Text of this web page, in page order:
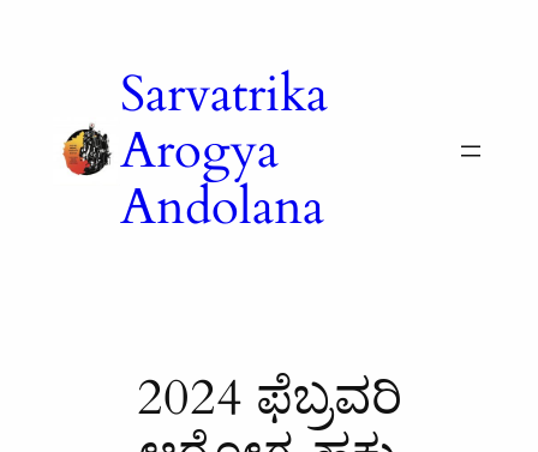
Sarvatrika
Arogya
Andolana
2024 ಫೆಬ್ರವರಿ